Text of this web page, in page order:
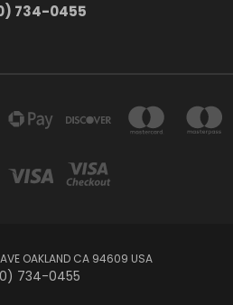
734-0455
OAKLAND CA 94609 USA
734-0455